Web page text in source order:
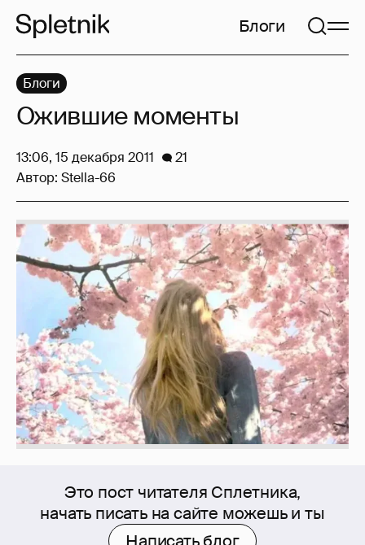
Блоги
Это пост читателя Сплетника,
начать писать на сайте можешь и ты
Блоги
Ожившие моменты
13:06, 15 декабря 2011
21
Автор: Stella-66